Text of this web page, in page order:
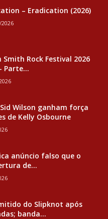
– Eradication (2026)
Smith Rock Festival 2026
Parte...
Wilson ganham força
de Kelly Osbourne
anúncio falso que o
de...
do Slipknot após
banda...